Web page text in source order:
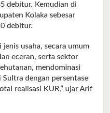
debitur. Kemudian di
Kolaka sebesar
debitur.
usaha, secara umum
eceran, serta sektor
mendominasi
dengan persentase
realisasi KUR,” ujar Arif